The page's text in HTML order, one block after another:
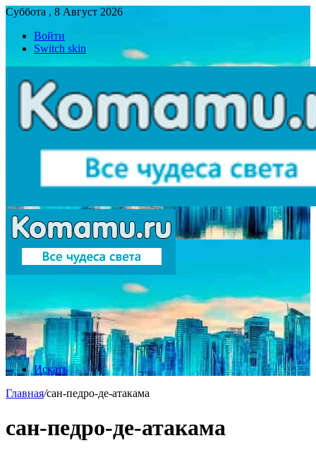
Суббота , 8 Август 2026
Войти
Switch skin
Искать
Главная/сан-педро-де-атакама
сан-педро-де-атакама